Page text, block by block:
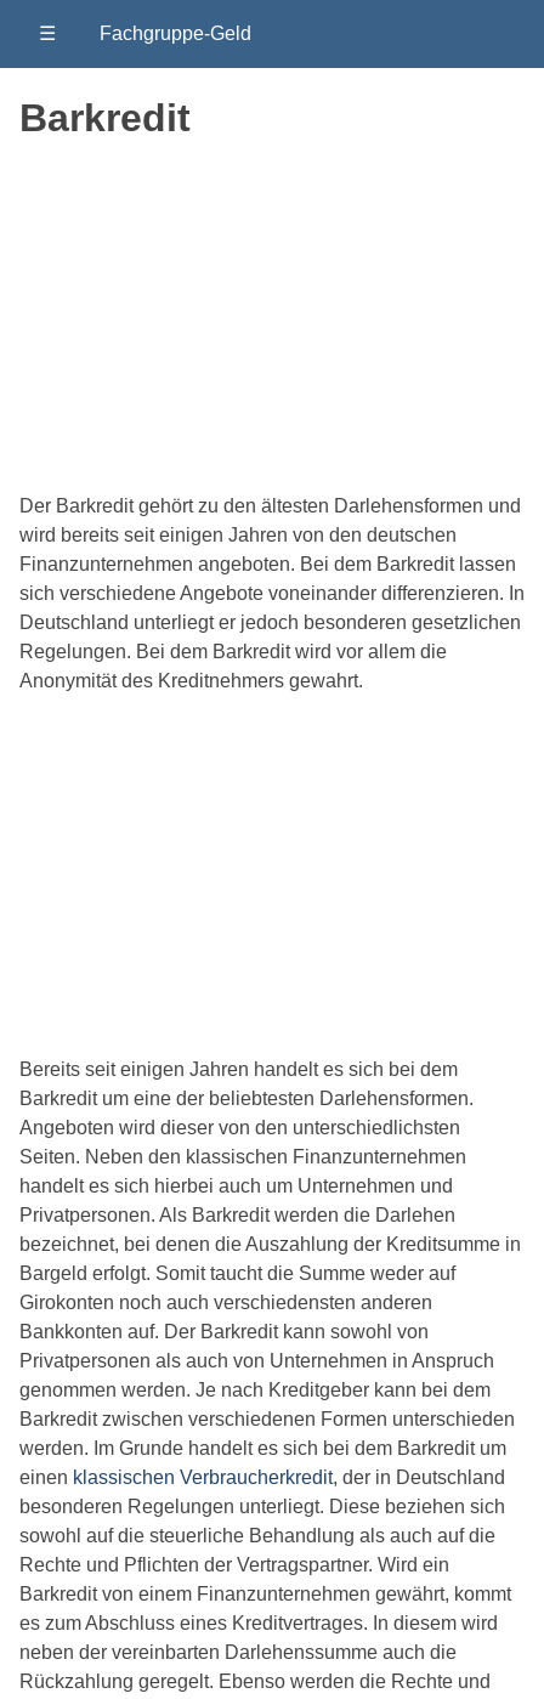
☰ Fachgruppe-Geld
Barkredit
Der Barkredit gehört zu den ältesten Darlehensformen und
wird bereits seit einigen Jahren von den deutschen
Finanzunternehmen angeboten. Bei dem Barkredit lassen
sich verschiedene Angebote voneinander differenzieren. In
Deutschland unterliegt er jedoch besonderen gesetzlichen
Regelungen. Bei dem Barkredit wird vor allem die
Anonymität des Kreditnehmers gewahrt.
Bereits seit einigen Jahren handelt es sich bei dem
Barkredit um eine der beliebtesten Darlehensformen.
Angeboten wird dieser von den unterschiedlichsten
Seiten. Neben den klassischen Finanzunternehmen
handelt es sich hierbei auch um Unternehmen und
Privatpersonen. Als Barkredit werden die Darlehen
bezeichnet, bei denen die Auszahlung der Kreditsumme in
Bargeld erfolgt. Somit taucht die Summe weder auf
Girokonten noch auch verschiedensten anderen
Bankkonten auf. Der Barkredit kann sowohl von
Privatpersonen als auch von Unternehmen in Anspruch
genommen werden. Je nach Kreditgeber kann bei dem
Barkredit zwischen verschiedenen Formen unterschieden
werden. Im Grunde handelt es sich bei dem Barkredit um
einen klassischen Verbraucherkredit, der in Deutschland
besonderen Regelungen unterliegt. Diese beziehen sich
sowohl auf die steuerliche Behandlung als auch auf die
Rechte und Pflichten der Vertragspartner. Wird ein
Barkredit von einem Finanzunternehmen gewährt, kommt
es zum Abschluss eines Kreditvertrages. In diesem wird
neben der vereinbarten Darlehenssumme auch die
Rückzahlung geregelt. Ebenso werden die Rechte und